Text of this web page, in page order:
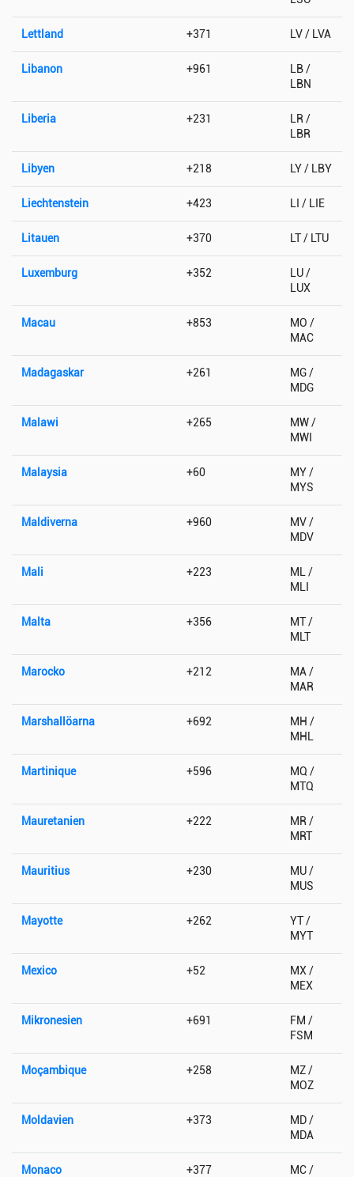
Lettland +371 LV / LVA
Libanon +961
LB /
LBN
Liberia +231
LR /
LBR
Libyen +218 LY / LBY
Liechtenstein +423 LI / LIE
Litauen +370 LT / LTU
Luxemburg +352
LU /
LUX
Macau +853
MO /
MAC
Madagaskar +261
MG /
MDG
Malawi +265
MW /
MWI
Malaysia +60
MY /
MYS
Maldiverna +960
MV /
MDV
Mali +223
ML /
MLI
Malta +356
MT /
MLT
Marocko +212
MA /
MAR
Marshallöarna +692
MH /
MHL
Martinique +596
MQ /
MTQ
Mauretanien +222
MR /
MRT
Mauritius +230
MU /
MUS
Mayotte +262
YT /
MYT
Mexico +52
MX /
MEX
Mikronesien +691
FM /
FSM
Moçambique +258
MZ /
MOZ
Moldavien +373
MD /
MDA
Monaco +377
MC /